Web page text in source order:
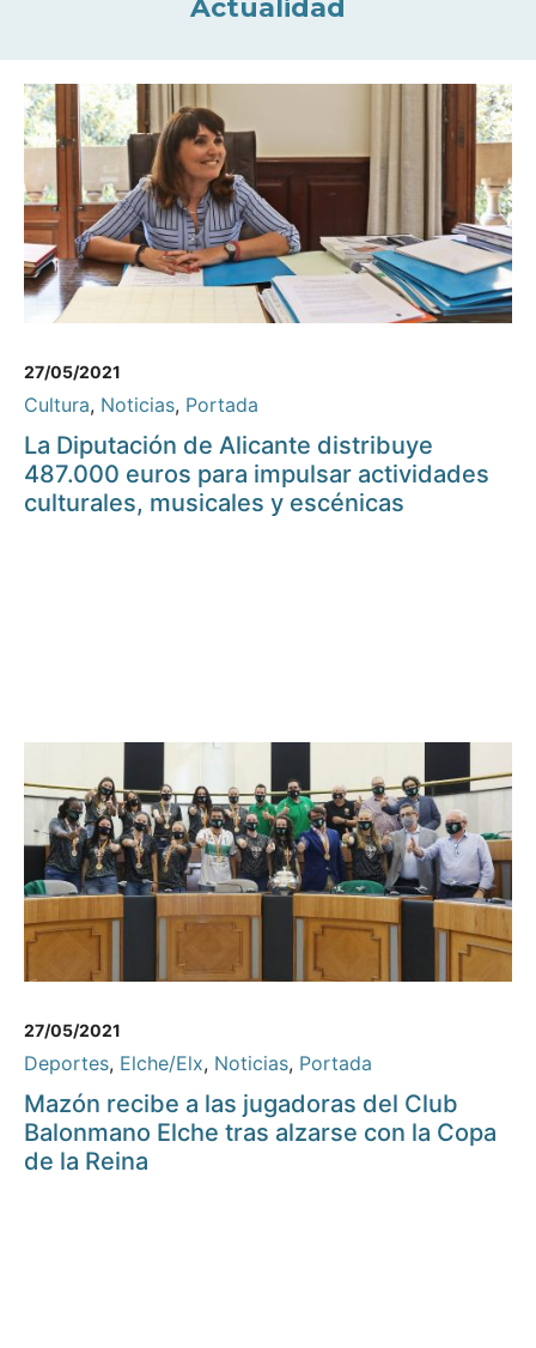
Actualidad
27/05/2021
Cultura, Noticias, Portada
La Diputación de Alicante distribuye
487.000 euros para impulsar actividades
culturales, musicales y escénicas
27/05/2021
Deportes, Elche/Elx, Noticias, Portada
Mazón recibe a las jugadoras del Club
Balonmano Elche tras alzarse con la Copa
de la Reina